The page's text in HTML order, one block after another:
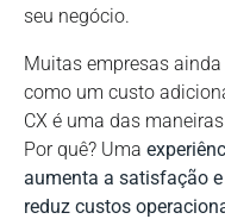
seu negócio.
Muitas empresas
como um custo
CX é uma das
Por quê? Uma
aumenta a satisfação
reduz custos